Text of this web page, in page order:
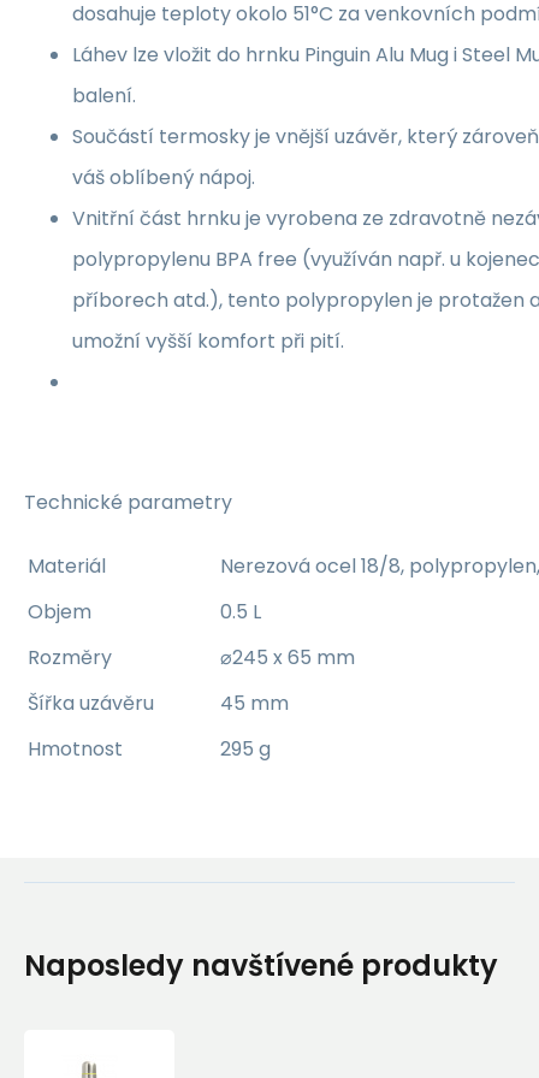
dosahuje teploty okolo 51°C za venkovních
Láhev lze vložit do hrnku Pinguin Alu Mug i Steel
balení.
Součástí termosky je vnější uzávěr, který
váš oblíbený nápoj.
Vnitřní část hrnku je vyrobena ze zdravotně
polypropylenu BPA free (využíván např. u
příborech atd.), tento polypropylen je protažen
umožní vyšší komfort při pití.
Technické parametry
Materiál
Nerezová ocel 18/8,
Objem
0.5 L
Rozměry
⌀245 x 65 mm
Šířka uzávěru
45 mm
Hmotnost
295 g
Naposledy navštívené produkty